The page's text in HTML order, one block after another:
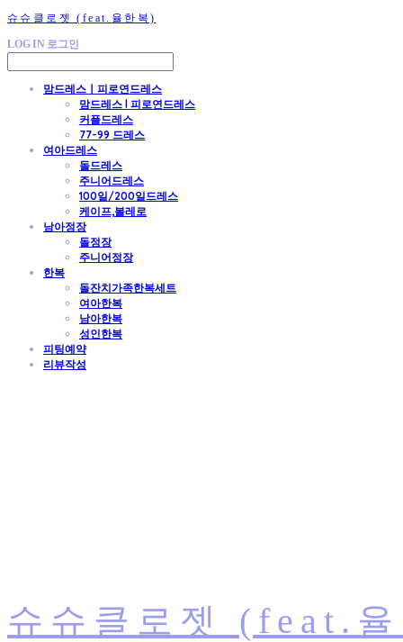
슈슈클로젯 (feat.율한복)
LOG IN 로그인
맘드레스ㅣ피로연드레스
맘드레스 l 피로연드레스
커플드레스
77-99 드레스
여아드레스
돌드레스
주니어드레스
100일/200일드레스
케이프,볼레로
남아정장
돌정장
주니어정장
한복
돌잔치가족한복세트
여아한복
남아한복
성인한복
피팅예약
리뷰작성
슈슈클로젯 (feat.